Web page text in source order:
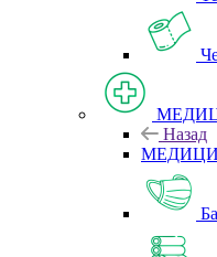
Назад